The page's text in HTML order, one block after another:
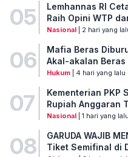
05
Lemhannas RI
Raih Opini WTP
Nasional| 2 hari yang
06
Mafia Beras
Akal-akalan
Hukum| 4 hari yang lalu
07
Kementerian PKP
Rupiah Anggaran
Nasional| 1 hari yang lalu
08
GARUDA WAJIB
Tiket Semifinal di